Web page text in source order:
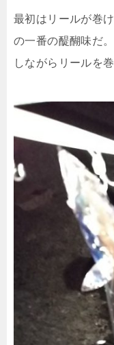
最初はリールが巻
の一番の醍醐味だ
しながらリールを